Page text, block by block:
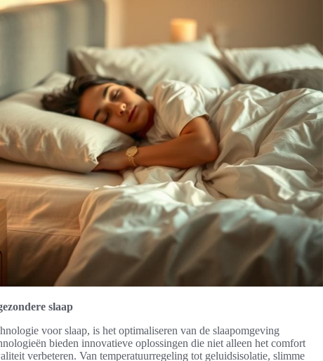
slaap
voor slaap, is het optimaliseren van de slaapomgeving
bieden innovatieve oplossingen die niet alleen het comfort
verbeteren. Van temperatuurregeling tot geluidsisolatie, slimme